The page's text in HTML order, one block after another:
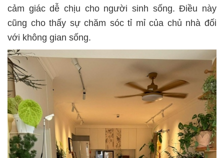
cảm giác dễ chịu cho người sinh sống. Điều này
cũng cho thấy sự chăm sóc tỉ mỉ của chủ nhà đối
với không gian sống.